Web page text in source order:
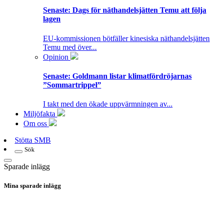
Senaste: Dags för näthandelsjätten Temu att följa
lagen
EU-kommissionen bötfäller kinesiska näthandelsjätten
Temu med över...
Opinion
Senaste: Goldmann listar klimatfördröjarnas
”Sommartrippel”
I takt med den ökade uppvärmningen av...
Miljöfakta
Om oss
Stötta SMB
Sök
Sparade inlägg
Mina sparade inlägg